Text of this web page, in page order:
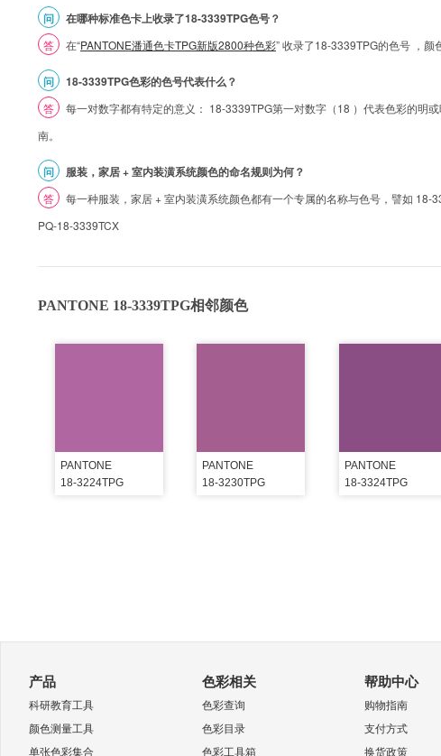
问 在哪种标准色卡上收录了18-3339TPG色号？
答 在“PANTONE潘通色卡TPG新版2800种色彩” 收录了18-3339TPG的色号 ，
问 18-3339TPG色彩的色号代表什么？
答
每一对数字都有特定的意义： 18-3339TPG第一对数字（18 ）代表色彩的明
南。
问 服装，家居 + 室内装潢系统颜色的命名规则为何？
答
每一种服装，家居 + 室内装潢系统颜色都有一个专属的名称与色号，譬如
PQ-18-3339TCX
PANTONE 18-3339TPG相邻颜色
PANTONE
18-3224TPG
PANTONE
18-3230TPG
PANTONE
18-3324TPG
产品
科研教育工具
颜色测量工具
单张色彩集合
色彩相关
色彩查询
色彩目录
色彩工具箱
帮助中心
购物指南
支付方式
换货政策